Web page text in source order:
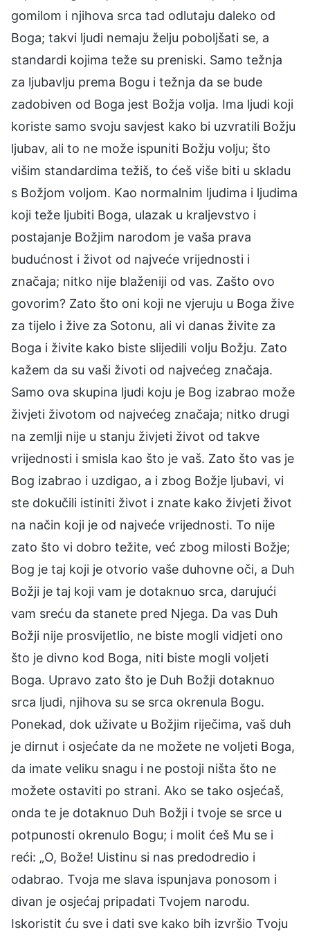
gomilom i njihova srca tad odlutaju daleko od
Boga; takvi ljudi nemaju želju poboljšati se, a
standardi kojima teže su preniski. Samo težnja
za ljubavlju prema Bogu i težnja da se bude
zadobiven od Boga jest Božja volja. Ima ljudi koji
koriste samo svoju savjest kako bi uzvratili Božju
ljubav, ali to ne može ispuniti Božju volju; što
višim standardima težiš, to ćeš više biti u skladu
s Božjom voljom. Kao normalnim ljudima i ljudima
koji teže ljubiti Boga, ulazak u kraljevstvo i
postajanje Božjim narodom je vaša prava
budućnost i život od najveće vrijednosti i
značaja; nitko nije blaženiji od vas. Zašto ovo
govorim? Zato što oni koji ne vjeruju u Boga žive
za tijelo i žive za Sotonu, ali vi danas živite za
Boga i živite kako biste slijedili volju Božju. Zato
kažem da su vaši životi od najvećeg značaja.
Samo ova skupina ljudi koju je Bog izabrao može
živjeti životom od najvećeg značaja; nitko drugi
na zemlji nije u stanju živjeti život od takve
vrijednosti i smisla kao što je vaš. Zato što vas je
Bog izabrao i uzdigao, a i zbog Božje ljubavi, vi
ste dokučili istiniti život i znate kako živjeti život
na način koji je od najveće vrijednosti. To nije
zato što vi dobro težite, već zbog milosti Božje;
Bog je taj koji je otvorio vaše duhovne oči, a Duh
Božji je taj koji vam je dotaknuo srca, darujući
vam sreću da stanete pred Njega. Da vas Duh
Božji nije prosvijetlio, ne biste mogli vidjeti ono
što je divno kod Boga, niti biste mogli voljeti
Boga. Upravo zato što je Duh Božji dotaknuo
srca ljudi, njihova su se srca okrenula Bogu.
Ponekad, dok uživate u Božjim riječima, vaš duh
je dirnut i osjećate da ne možete ne voljeti Boga,
da imate veliku snagu i ne postoji ništa što ne
možete ostaviti po strani. Ako se tako osjećaš,
onda te je dotaknuo Duh Božji i tvoje se srce u
potpunosti okrenulo Bogu; i molit ćeš Mu se i
reći: „O, Bože! Uistinu si nas predodredio i
odabrao. Tvoja me slava ispunjava ponosom i
divan je osjećaj pripadati Tvojem narodu.
Iskoristit ću sve i dati sve kako bih izvršio Tvoju